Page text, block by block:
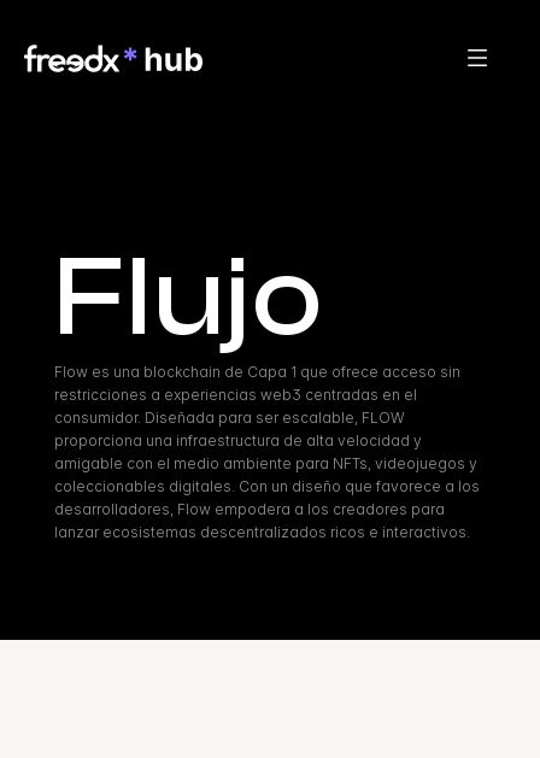
Flujo
Flow es una blockchain de Capa 1 que ofrece acceso sin
restricciones a experiencias web3 centradas en el
consumidor. Diseñada para ser escalable, FLOW
proporciona una infraestructura de alta velocidad y
amigable con el medio ambiente para NFTs, videojuegos y
coleccionables digitales. Con un diseño que favorece a los
desarrolladores, Flow empodera a los creadores para
lanzar ecosistemas descentralizados ricos e interactivos.